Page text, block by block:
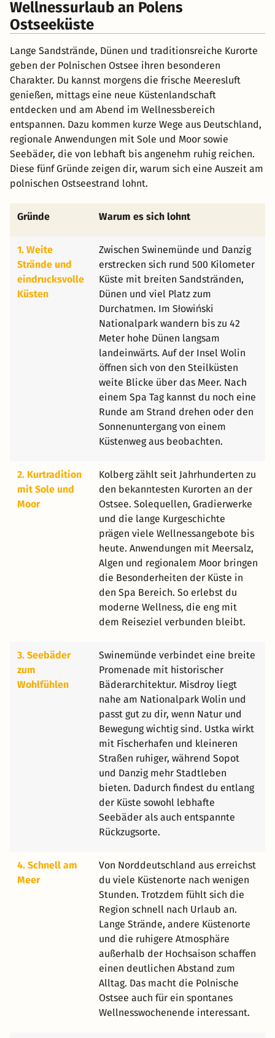
Wellnessurlaub an Polens
Ostseeküste
Lange Sandstrände, Dünen und traditionsreiche Kurorte
geben der Polnischen Ostsee ihren besonderen
Charakter. Du kannst morgens die frische Meeresluft
genießen, mittags eine neue Küstenlandschaft
entdecken und am Abend im Wellnessbereich
entspannen. Dazu kommen kurze Wege aus Deutschland,
regionale Anwendungen mit Sole und Moor sowie
Seebäder, die von lebhaft bis angenehm ruhig reichen.
Diese fünf Gründe zeigen dir, warum sich eine Auszeit am
polnischen Ostseestrand lohnt.
Gründe Warum es sich lohnt
1. Weite
Strände und
eindrucksvolle
Küsten
Zwischen Swinemünde und Danzig
erstrecken sich rund 500 Kilometer
Küste mit breiten Sandstränden,
Dünen und viel Platz zum
Durchatmen. Im Słowiński
Nationalpark wandern bis zu 42
Meter hohe Dünen langsam
landeinwärts. Auf der Insel Wolin
öffnen sich von den Steilküsten
weite Blicke über das Meer. Nach
einem Spa Tag kannst du noch eine
Runde am Strand drehen oder den
Sonnenuntergang von einem
Küstenweg aus beobachten.
2. Kurtradition
mit Sole und
Moor
Kolberg zählt seit Jahrhunderten zu
den bekanntesten Kurorten an der
Ostsee. Solequellen, Gradierwerke
und die lange Kurgeschichte
prägen viele Wellnessangebote bis
heute. Anwendungen mit Meersalz,
Algen und regionalem Moor bringen
die Besonderheiten der Küste in
den Spa Bereich. So erlebst du
moderne Wellness, die eng mit
dem Reiseziel verbunden bleibt.
3. Seebäder
zum
Wohlfühlen
Swinemünde verbindet eine breite
Promenade mit historischer
Bäderarchitektur. Misdroy liegt
nahe am Nationalpark Wolin und
passt gut zu dir, wenn Natur und
Bewegung wichtig sind. Ustka wirkt
mit Fischerhafen und kleineren
Straßen ruhiger, während Sopot
und Danzig mehr Stadtleben
bieten. Dadurch findest du entlang
der Küste sowohl lebhafte
Seebäder als auch entspannte
Rückzugsorte.
4. Schnell am
Meer
Von Norddeutschland aus erreichst
du viele Küstenorte nach wenigen
Stunden. Trotzdem fühlt sich die
Region schnell nach Urlaub an.
Lange Strände, andere Küstenorte
und die ruhigere Atmosphäre
außerhalb der Hochsaison schaffen
einen deutlichen Abstand zum
Alltag. Das macht die Polnische
Ostsee auch für ein spontanes
Wellnesswochenende interessant.